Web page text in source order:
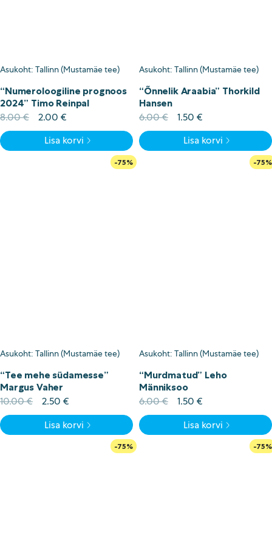
Asukoht: Tallinn (Mustamäe tee)
“Numeroloogiline prognoos
2024” Timo Reinpal
8.00€
Algne
hind
oli:
8.00 €.
2.00 €
price
is:
2.00 €.
Lisa korvi
Asukoht: Tallinn (Mustamäe tee)
“Õnnelik Araabia” Thorkild
Hansen
6.00€
Algne
hind
oli:
6.00 €.
1.50 €Current
price
is:
1.50 €.
Lisa korvi
-75%
Asukoht: Tallinn (Mustamäe tee)
“Tee mehe südamesse”
Margus Vaher
10.00€
Algne
hind
oli:
10.00 €.
2.50 €
price
is:
2.50 €.
Lisa korvi
-75%
Asukoht: Tallinn (Mustamäe tee)
“Murdmatud” Leho
Männiksoo
6.00€
Algne
hind
oli:
6.00 €.
1.50 €Current
price
is:
1.50 €.
Lisa korvi
-75% -75%